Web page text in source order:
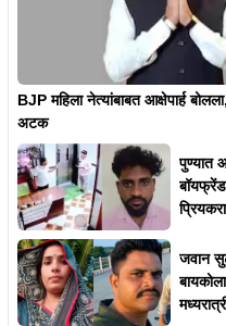
BJP महिला नेत्यांबाबत आक्षेपार्ह
अटक
पुण्यात
जवान